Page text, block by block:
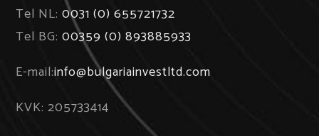
Tel NL:0031 (0) 655721732
Tel BG:00359 (0) 893885933
E-mail:info@bulgariainvestltd.com
KVK: 205733414